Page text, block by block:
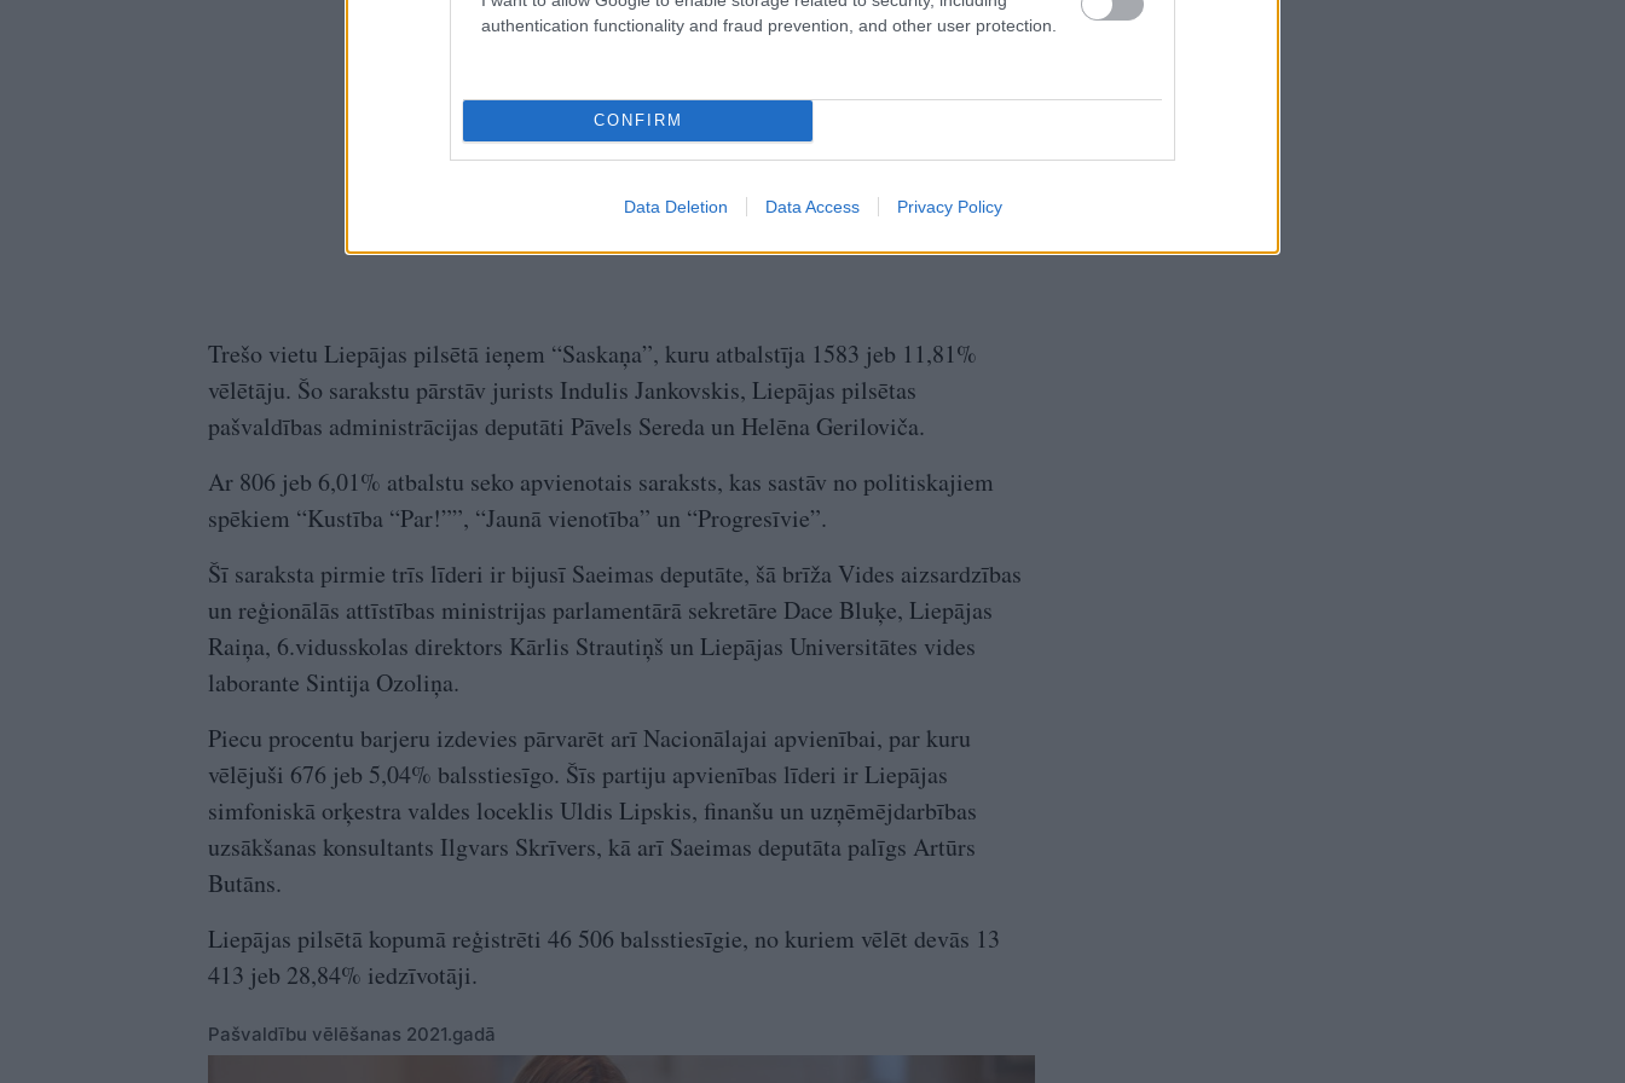
authentication functionality and fraud prevention, and other user protection.
CONFIRM
Data Deletion Data Access Privacy Policy
Trešo vietu Liepājas pilsētā ieņem “Saskaņa”, kuru atbalstīja 1583 jeb 11,81%
vēlētāju. Šo sarakstu pārstāv jurists Indulis Jankovskis, Liepājas pilsētas
pašvaldības administrācijas deputāti Pāvels Sereda un Helēna Geriloviča.
Ar 806 jeb 6,01% atbalstu seko apvienotais saraksts, kas sastāv no politiskajiem
spēkiem “Kustība “Par!””, “Jaunā vienotība” un “Progresīvie”.
Šī saraksta pirmie trīs līderi ir bijusī Saeimas deputāte, šā brīža Vides aizsardzības
un reģionālās attīstības ministrijas parlamentārā sekretāre Dace Bluķe, Liepājas
Raiņa, 6.vidusskolas direktors Kārlis Strautiņš un Liepājas Universitātes vides
laborante Sintija Ozoliņa.
Piecu procentu barjeru izdevies pārvarēt arī Nacionālajai apvienībai, par kuru
vēlējuši 676 jeb 5,04% balsstiesīgo. Šīs partiju apvienības līderi ir Liepājas
simfoniskā orķestra valdes loceklis Uldis Lipskis, finanšu un uzņēmējdarbības
uzsākšanas konsultants Ilgvars Skrīvers, kā arī Saeimas deputāta palīgs Artūrs
Butāns.
Liepājas pilsētā kopumā reģistrēti 46 506 balsstiesīgie, no kuriem vēlēt devās 13
413 jeb 28,84% iedzīvotāji.
Pašvaldību vēlēšanas 2021.gadā